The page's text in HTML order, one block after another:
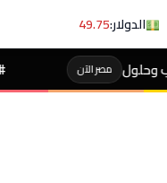
الدولار:49.75
#نو ميك أب: